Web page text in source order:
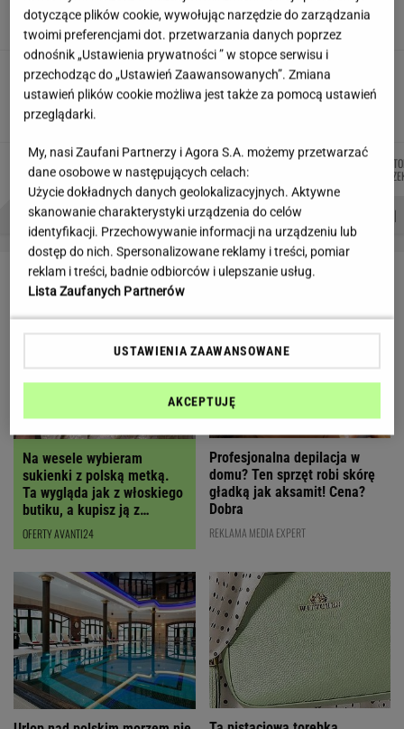
ludzie dewelopera"
SUBSKRYPCJA
Nowe zdjęcie Johna Goodmana trafiło do
sieci. Aktor schudł 90 kg
Autorzy:
KORYCKA
MIŁOSZ
WIATROWSKI-BUJACZ
MARCIN
PROBLEMY POLSKICH SIATKARZY ZNAK Z '30' WISŁAWA SZYMBORSKA
LETNIE OKAZJE
Na wesele wybieram
sukienki z polską metką.
Ta wygląda jak z włoskiego
butiku, a kupisz ją z
RABATEM
OFERTY AVANTI24
Profesjonalna depilacja w
domu? Ten sprzęt robi skórę
gładką jak aksamit! Cena?
Dobra
REKLAMA MEDIA EXPERT
dotyczące plików cookie, wywołując narzędzie do zarządzania
twoimi preferencjami dot. przetwarzania danych poprzez
odnośnik „Ustawienia prywatności ” w stopce serwisu i
przechodząc do „Ustawień Zaawansowanych”. Zmiana
ustawień plików cookie możliwa jest także za pomocą ustawień
przeglądarki.
My, nasi Zaufani Partnerzy i Agora S.A. możemy przetwarzać
dane osobowe w następujących celach:
Użycie dokładnych danych geolokalizacyjnych. Aktywne
skanowanie charakterystyki urządzenia do celów
identyfikacji. Przechowywanie informacji na urządzeniu lub
dostęp do nich. Spersonalizowane reklamy i treści, pomiar
reklam i treści, badnie odbiorców i ulepszanie usług.
Lista Zaufanych Partnerów
USTAWIENIA ZAAWANSOWANE
AKCEPTUJĘ